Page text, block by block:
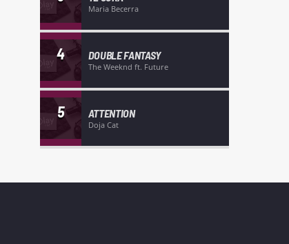
Maria Becerra
4 DOUBLE FANTASY
The Weeknd ft. Future
5 ATTENTION
Doja Cat